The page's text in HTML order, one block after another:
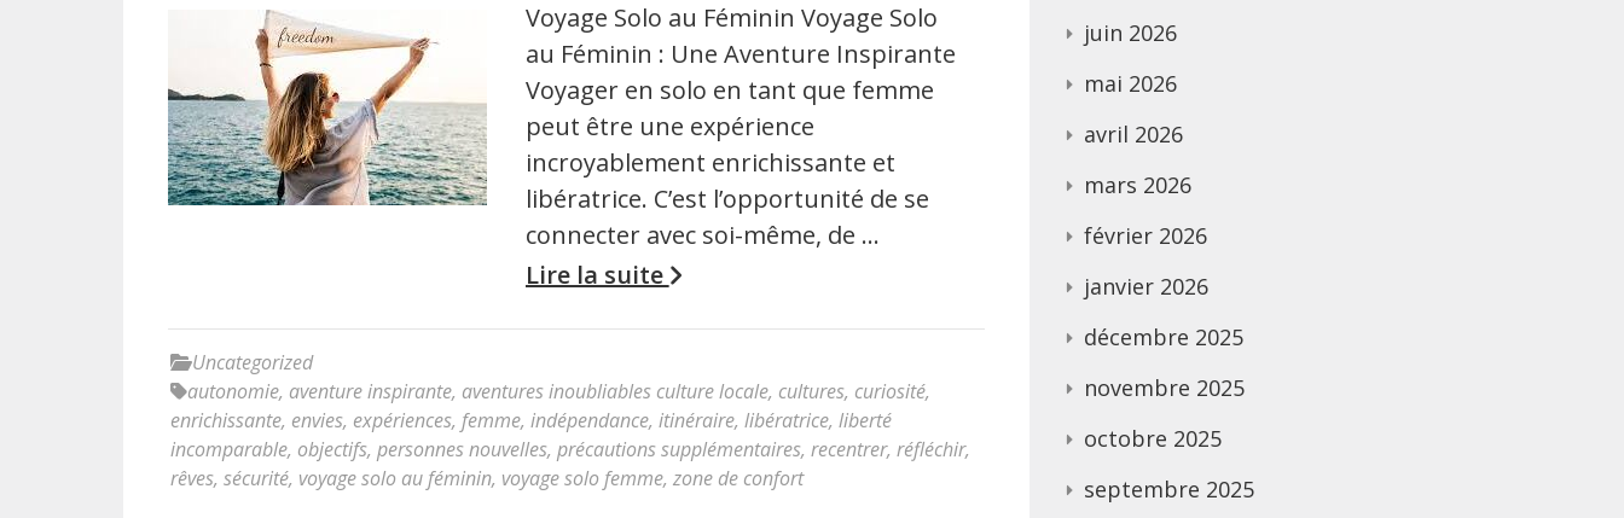
Voyage Solo au Féminin Voyage Solo
au Féminin : Une Aventure Inspirante
Voyager en solo en tant que femme
peut être une expérience
incroyablement enrichissante et
libératrice. C’est l’opportunité de se
connecter avec soi-même, de …
Lire la suite
Uncategorized
autonomie, aventure inspirante, aventures inoubliables culture locale, cultures, curiosité,
enrichissante, envies, expériences, femme, indépendance, itinéraire, libératrice, liberté
incomparable, objectifs, personnes nouvelles, précautions supplémentaires, recentrer, réfléchir,
rêves, sécurité, voyage solo au féminin, voyage solo femme, zone de confort
juin 2026
mai 2026
avril 2026
mars 2026
février 2026
janvier 2026
décembre 2025
novembre 2025
octobre 2025
septembre 2025